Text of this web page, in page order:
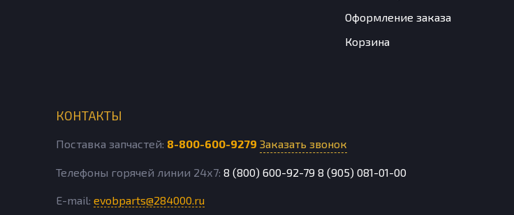
Оформление заказа
Корзина
КОНТАКТЫ
Поставка запчастей: 8-800-600-9279 Заказать звонок
Телефоны горячей линии 24х7: 8 (800) 600-92-79 8 (905) 081-01-00
E-mail: evobparts@284000.ru